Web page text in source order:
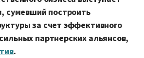
сумевший построить
за счет эффективного
партнерских альянсов,
.